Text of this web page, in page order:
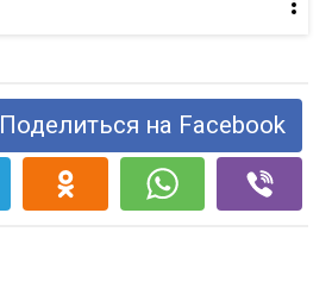
Поделиться на Facebook